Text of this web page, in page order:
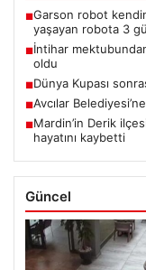
■Garson robot
yaşayan robota 3
■İntihar
oldu
■Dünya Kupası
■Avcılar
■Mardin’in Derik
hayatını kaybetti
Güncel